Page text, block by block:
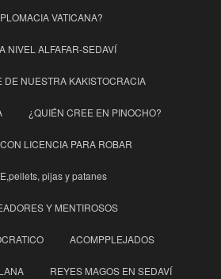
VATICANA?
NIVEL ALFAFAR-SEDAVÍ
DE NUESTRA KAKISTOCRACIA
¿QUIÉN CREE EN PINOCHO?
LICENCIA PARA ROBAR
pijas y patanes
Y MENTIROSOS
ACOMPPLEJADOS
REYES MAGOS EN SEDAVÍ